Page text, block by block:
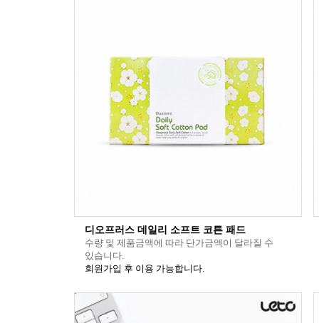
디오프러스 데일리 소프트 코튼 패드
수량 및 제품금액에 따라 단가금액이 달라질 수
있습니다.
회원가입 후 이용 가능합니다.